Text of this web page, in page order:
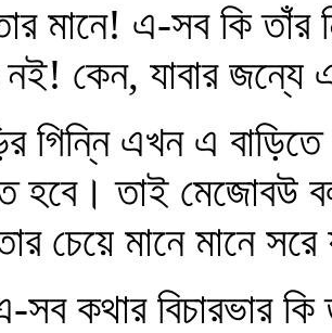
মানে! এ-সব কি তাঁর
নই! কেন, যাবার জন্যে
গিন্নি এখন এ
হবে। তাই মেজোবউ
চেয়ে মানে মানে
কথার বিচারভার কি